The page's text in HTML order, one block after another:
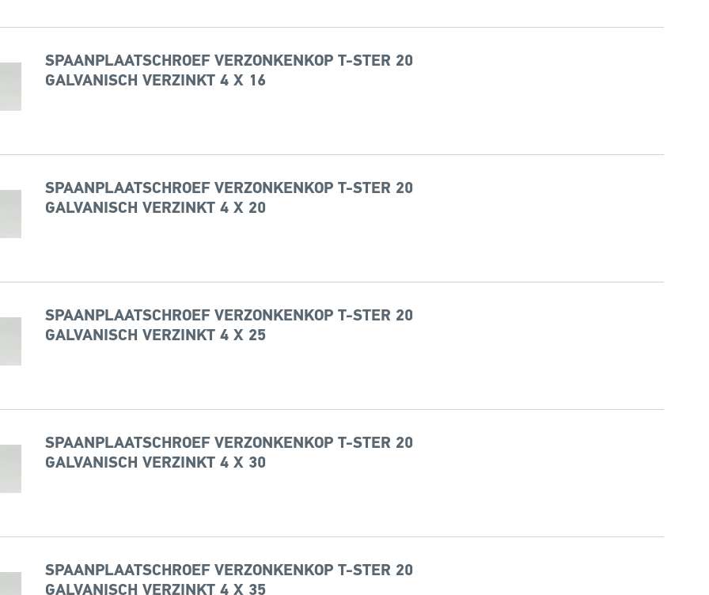
SPAANPLAATSCHROEF VERZONKENKOP T-STER 20
GALVANISCH VERZINKT 4 X 16
SPAANPLAATSCHROEF VERZONKENKOP T-STER 20
GALVANISCH VERZINKT 4 X 20
SPAANPLAATSCHROEF VERZONKENKOP T-STER 20
GALVANISCH VERZINKT 4 X 25
SPAANPLAATSCHROEF VERZONKENKOP T-STER 20
GALVANISCH VERZINKT 4 X 30
SPAANPLAATSCHROEF VERZONKENKOP T-STER 20
GALVANISCH VERZINKT 4 X 35